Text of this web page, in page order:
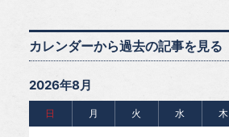
カレンダーから過去の記事を見る
2026年8月
日 月 火 水 木